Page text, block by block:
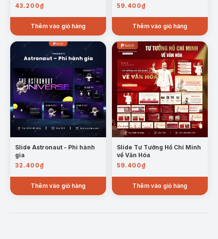
43.200₫
Thêm vào giỏ hàng
59.400₫
Thêm vào giỏ hàng
Slide Astronaut - Phi hành
gia
32.400₫
Thêm vào giỏ hàng
Slide Tư Tưởng Hồ Chí Minh
về Văn Hóa
59.400₫
Thêm vào giỏ hàng